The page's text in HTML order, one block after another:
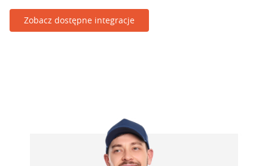
Zobacz dostępne integracje